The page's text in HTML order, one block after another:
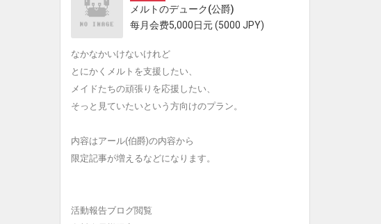
メルトのデューク(公爵)
每月会费5,000日元 (5000 JPY)
なかなかいけないけれど
とにかくメルトを支援したい、
メイドたちの頑張りを応援したい、
そっと見ていたいという方向けのプラン。
内容はアール(伯爵)の内容から
限定記事が増えるなどになります。
活動報告ブログ閲覧